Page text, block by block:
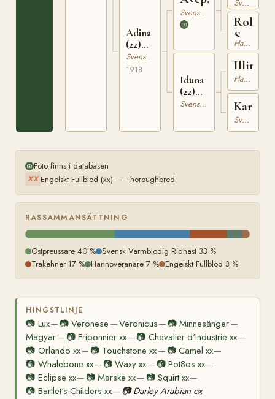
Adina
(22)
RÄSK
1828
Svensk Varmblodig Ridhäst
1918
Svensk Varmblodig Ridhäst
Iduna
(22)
RÄSK
Svensk Varmblodig Ridhäst
Svensk Varmblodig Ridhäst
Rolla
SS
IV
426
Hannoveranare
Illinois
Hannoveranare
Kari
Svensk Varmblodig Ridhäst
Foto finns i databasen
XX Engelskt Fullblod (xx) — Thoroughbred
RASSAMMANSÄTTNING
Ostpreussare 40 % Svensk Varmblodig Ridhäst 33 %
Trakehner 17 % Hannoveranare 7 % Engelskt Fullblod 3 %
HINGSTLINJE
📷 Lux— 📷Veronese —Veronicus— 📷Minnesänger—
Magyar— 📷Friponnier xx—📷 Chevalier d'Industrie xx—
📷 Orlando xx— 📷 Touchstone xx— 📷 Camel xx—
📷 Whalebone xx— 📷Waxy xx— 📷 Pot8os xx—
📷 Eclipse xx— 📷Marske xx— 📷 Squirt xx—
📷 Bartlet's Childers xx— 📷 Darley Arabian ox